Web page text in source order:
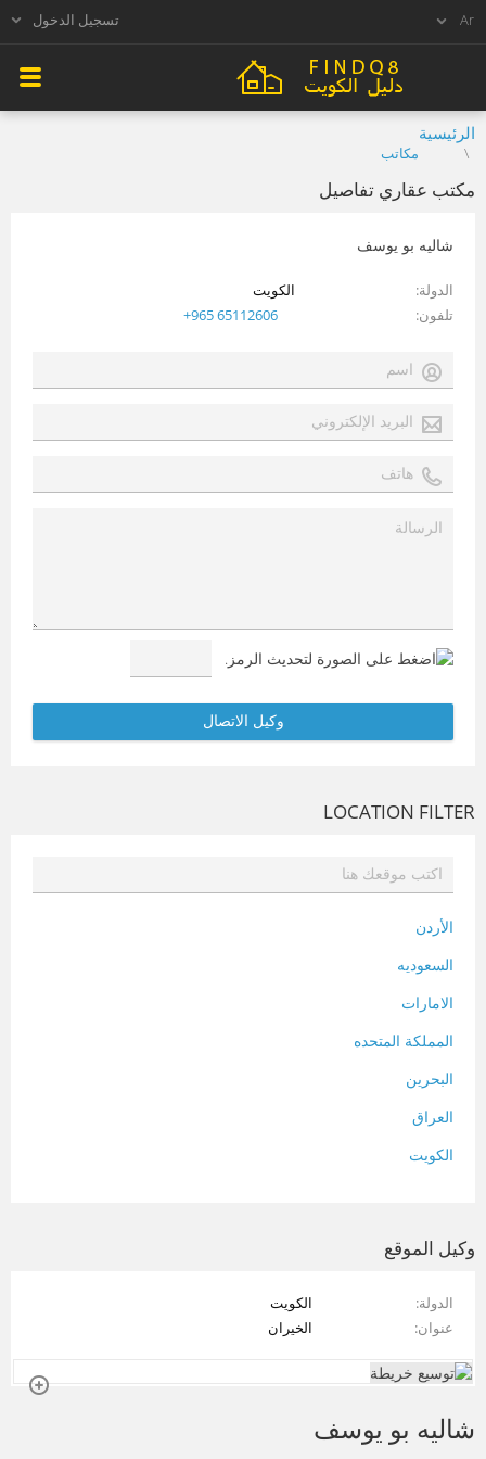
تسجيل الدخول
الرئيسية
مكاتب
مكتب عقاري تفاصيل
شاليه بو يوسف
الدولة
الكويت
تلفون
+965 65112606
LOCATION FILTER
الأردن
السعوديه
الامارات
المملكة المتحده
البحرين
العراق
الكويت
فلسطين
سوريا
تونس
وكيل الموقع
الدولة
الكويت
عنوان
الخيران
شاليه بو يوسف